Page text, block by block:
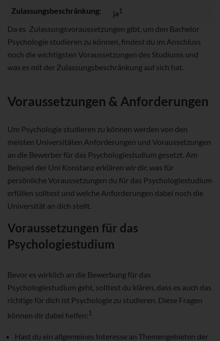
Zulassungsbeschränkung:
ja1
Da es Zulassungsvoraussetzungen gibt, um den Bachelor
Psychologie studieren zu können, findest du im Anschluss
noch die wichtigsten Voraussetzungen des Studiums und
was es mit der Zulassungsbeschränkung auf sich hat.
Voraussetzungen & Anforderungen
Um Psychologie studieren zu können werden von den
meisten Universitäten Anforderungen und Voraussetzungen
an die Bewerber für das Psychologiestudium gesetzt. Am
Beispiel der Uni Konstanz erklären wir dir, was für
persönliche Voraussetzungen du für das Psychologiestudium
erfüllen solltest und welche Anforderungen dabei noch die
Universität an dich stellt.
Voraussetzungen für das
Psychologiestudium
Bevor es wirklich an die Bewerbung für das
Psychologiestudium geht, solltest du klären, dass es auch das
richtige für dich ist Psychologie zu studieren. Diese Fragen
können dir dabei helfen:1
Hast du ein allgemeines Interesse an Themengebieten der